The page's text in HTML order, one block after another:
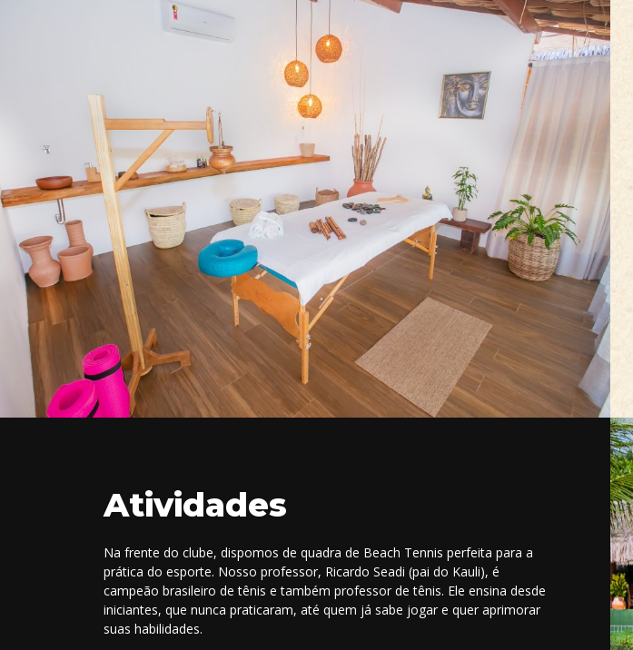
Atividades
Na frente do clube, dispomos de quadra de Beach Tennis perfeita para a
prática do esporte. Nosso professor, Ricardo Seadi (pai do Kauli), é
campeão brasileiro de tênis e também professor de tênis. Ele ensina desde
iniciantes, que nunca praticaram, até quem já sabe jogar e quer aprimorar
suas habilidades.